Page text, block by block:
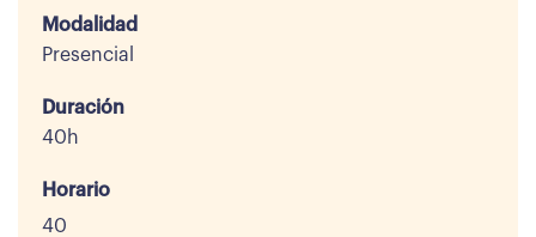
Modalidad
Presencial
Duración
40h
Horario
40